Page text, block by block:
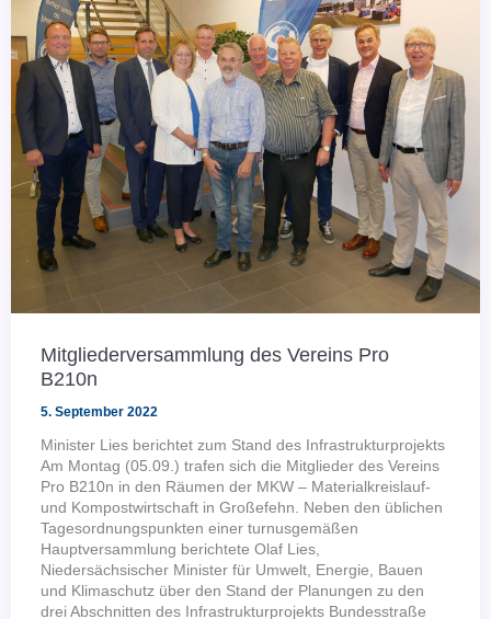
Mitgliederversammlung des Vereins Pro
B210n
5. September 2022
Minister Lies berichtet zum Stand des Infrastrukturprojekts
Am Montag (05.09.) trafen sich die Mitglieder des Vereins
Pro B210n in den Räumen der MKW – Materialkreislauf-
und Kompostwirtschaft in Großefehn. Neben den üblichen
Tagesordnungspunkten einer turnusgemäßen
Hauptversammlung berichtete Olaf Lies,
Niedersächsischer Minister für Umwelt, Energie, Bauen
und Klimaschutz über den Stand der Planungen zu den
drei Abschnitten des Infrastrukturprojekts Bundesstraße